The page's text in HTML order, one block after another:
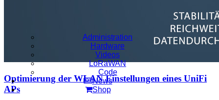
Administration
Hardware
Videos
LoRaWAN
Code
News
Shop
Optimierung der WLAN Einstellungen eines UniFi
APs